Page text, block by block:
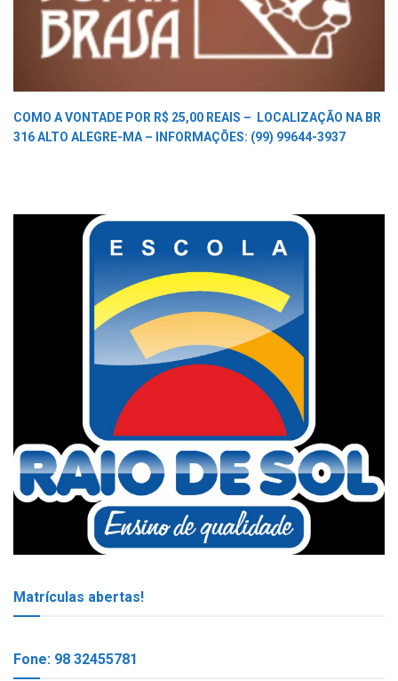
COMO A VONTADE POR R$ 25,00 REAIS –
LOCALIZAÇÃO NA BR
316 ALTO ALEGRE-MA –
INFORMAÇÕES: (99) 99644-3937
Matrículas abertas!
Fone: 98 32455781